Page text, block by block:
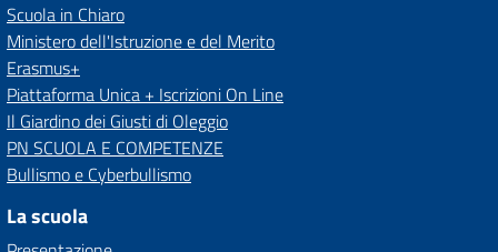
Scuola in Chiaro
Ministero dell'Istruzione e del Merito
Erasmus+
Piattaforma Unica + Iscrizioni On Line
Il Giardino dei Giusti di Oleggio
PN SCUOLA E COMPETENZE
Bullismo e Cyberbullismo
La scuola